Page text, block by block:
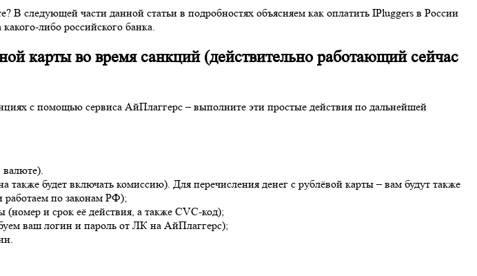
В следующей части данной статьи в подробностях объясняем как оплатить IPluggers в России
либо российского банка.
карты во время санкций (действительно работающий сейчас
с помощью сервиса АйПлаггерс – выполните эти простые действия по дальнейшей
валюте).
будет включать комиссию). Для перечисления денег с рублёвой карты – вам будут также
по законам РФ);
и срок её действия, а также CVC-код);
ваш логин и пароль от ЛК на АйПлаггерс);